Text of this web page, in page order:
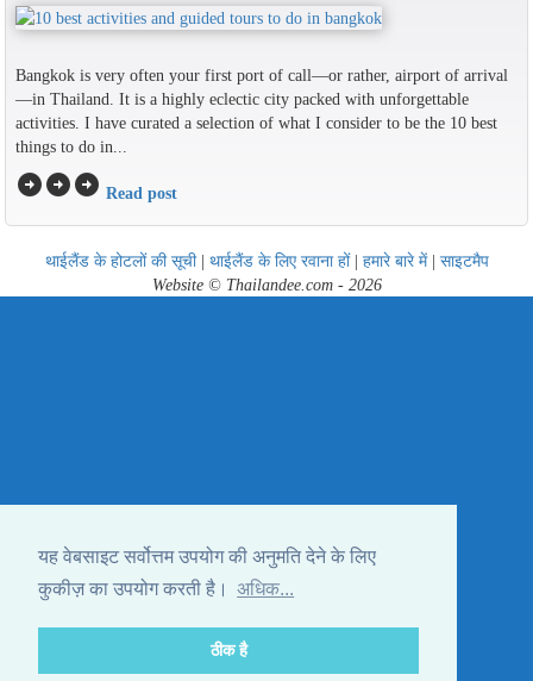
यह वेबसाइट सर्वोत्तम उपयोग की अनुमति देने के लिए
कुकीज़ का उपयोग करती है।
अधिक...
ठीक है
Bangkok is very often your first port of call—or rather, airport of arrival
—in Thailand. It is a highly eclectic city packed with unforgettable
activities. I have curated a selection of what I consider to be the 10 best
things to do in...
arrow_circle_rightarrow_circle_rightarrow_circle_right Read post
थाईलैंड के होटलों की सूची| थाईलैंड के लिए रवाना हों| हमारे बारे में| साइटमैप
Website © Thailandee.com - 2026